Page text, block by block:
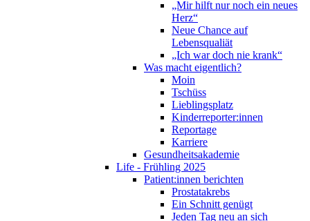
„Mir hilft nur noch ein neues
Herz“
Neue Chance auf
Lebensqualiät
„Ich war doch nie krank“
Was macht eigentlich?
Moin
Tschüss
Lieblingsplatz
Kinderreporter:innen
Reportage
Karriere
Gesundheitsakademie
Life - Frühling 2025
Patient:innen berichten
Prostatakrebs
Ein Schnitt genügt
Jeden Tag neu an sich